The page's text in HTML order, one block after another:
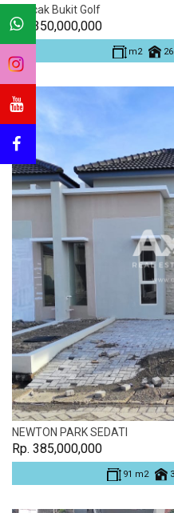
Puncak Bukit Golf
Rp. 350,000,000
m2
NEWTON PARK SEDATI
Rp. 385,000,000
91 m2